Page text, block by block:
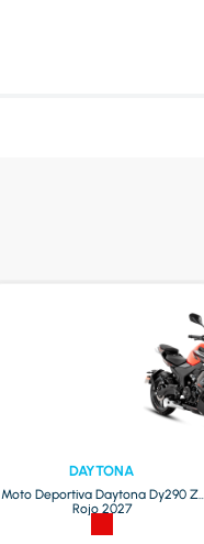
DAYTONA
Moto Deportiva Daytona Dy290 Zr
Rojo 2027